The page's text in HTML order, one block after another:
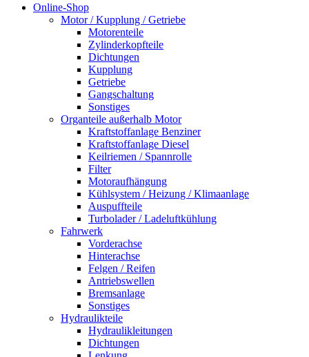
Online-Shop
Motor / Kupplung / Getriebe
Motorenteile
Zylinderkopfteile
Dichtungen
Kupplung
Getriebe
Gangschaltung
Sonstiges
Organteile außerhalb Motor
Kraftstoffanlage Benziner
Kraftstoffanlage Diesel
Keilriemen / Spannrolle
Filter
Motoraufhängung
Kühlsystem / Heizung / Klimaanlage
Auspuffteile
Turbolader / Ladeluftkühlung
Fahrwerk
Vorderachse
Hinterachse
Felgen / Reifen
Antriebswellen
Bremsanlage
Sonstiges
Hydraulikteile
Hydraulikleitungen
Dichtungen